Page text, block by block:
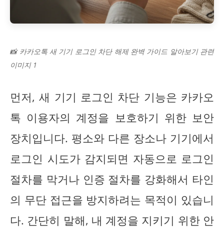
📸 카카오톡 새 기기 로그인 차단 해제 완벽 가이드 알아보기 관련
이미지 1
먼저, 새 기기 로그인 차단 기능은 카카오
톡 이용자의 계정을 보호하기 위한 보안
장치입니다. 평소와 다른 장소나 기기에서
로그인 시도가 감지되면 자동으로 로그인
절차를 막거나 인증 절차를 강화해서 타인
의 무단 접근을 방지하려는 목적이 있습니
다. 간단히 말해, 내 계정을 지키기 위한 안